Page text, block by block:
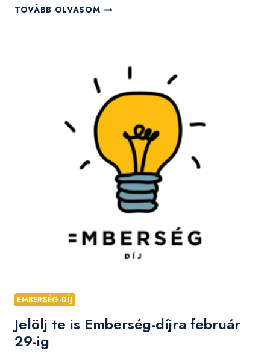
TOVÁBB OLVASOM „EGYSZERRE
EMBERSÉG-DÍJ
Jelölj te is Emberség-díjra február
29-ig